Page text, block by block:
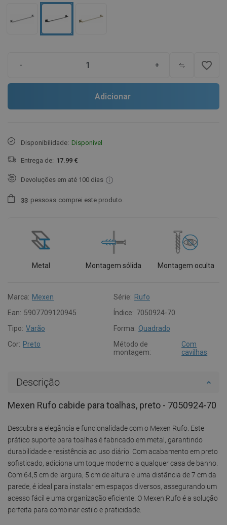
- + favorite_border
Adicionar
Disponibilidade: Disponível
Entrega de: 17.99 €
Devoluções em até 100 dias
33 pessoas comprei este produto.
Metal Montagem sólida Montagem oculta
Marca: Mexen Série: Rufo
Ean: 5907709120945 Índice: 7050924-70
Tipo: Varão Forma: Quadrado
Cor: Preto
Método de
montagem:
Com
cavilhas
Descrição
Mexen Rufo cabide para toalhas, preto - 7050924-70
Descubra a elegância e funcionalidade com o Mexen Rufo. Este
prático suporte para toalhas é fabricado em metal, garantindo
durabilidade e resistência ao uso diário. Com acabamento em preto
sofisticado, adiciona um toque moderno a qualquer casa de banho.
Com 64,5 cm de largura, 5 cm de altura e uma distância de 7 cm da
parede, é ideal para instalar em espaços diversos, assegurando um
acesso fácil e uma organização eficiente. O Mexen Rufo é a solução
perfeita para combinar estilo e praticidade.